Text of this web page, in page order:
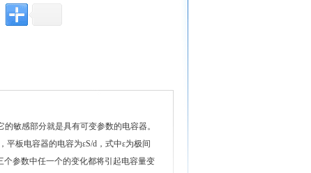
敏感部分就是具有可变参数的电容器。
板电容器的电容为εS/d，式中ε为极间
个参数中任一个的变化都将引起电容量变